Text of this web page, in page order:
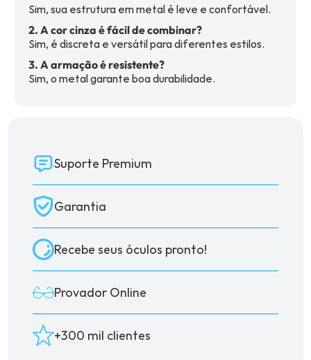
Sim, sua estrutura em metal é leve e confortável.
2. A cor cinza é fácil de combinar?
Sim, é discreta e versátil para diferentes estilos.
3. A armação é resistente?
Sim, o metal garante boa durabilidade.
Suporte Premium
Garantia
Recebe seus óculos pronto!
Provador Online
+300 mil clientes